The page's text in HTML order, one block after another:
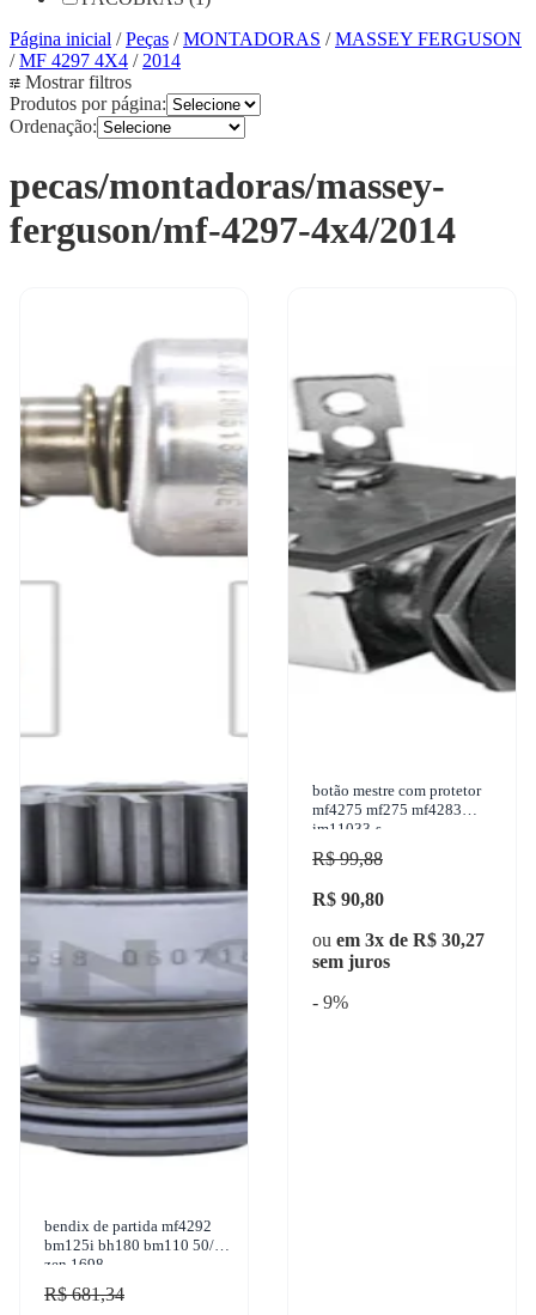
Página inicial /Peças /MONTADORAS /MASSEY FERGUSON
/MF 4297 4X4 / 2014
Mostrar filtros
Produtos por página:
Ordenação:
pecas/montadoras/massey-
ferguson/mf-4297-4x4/2014
bendix de partida mf4292
bm125i bh180 bm110 50/17
zen 1698
R$ 681,34
botão mestre com protetor
mf4275 mf275 mf4283
im11033-s
R$ 99,88
R$ 90,80
ou em 3x de R$ 30,27
sem juros
- 9%